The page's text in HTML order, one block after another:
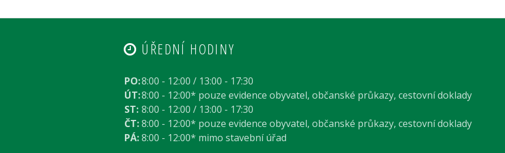
ÚŘEDNÍ HODINY
PO:8:00 - 12:00 / 13:00 - 17:30
ÚT:8:00 - 12:00* pouze evidence obyvatel, občanské průkazy, cestovní doklady
ST: 8:00 - 12:00 / 13:00 - 17:30
ČT: 8:00 - 12:00* pouze evidence obyvatel, občanské průkazy, cestovní doklady
PÁ: 8:00 - 12:00* mimo stavební úřad